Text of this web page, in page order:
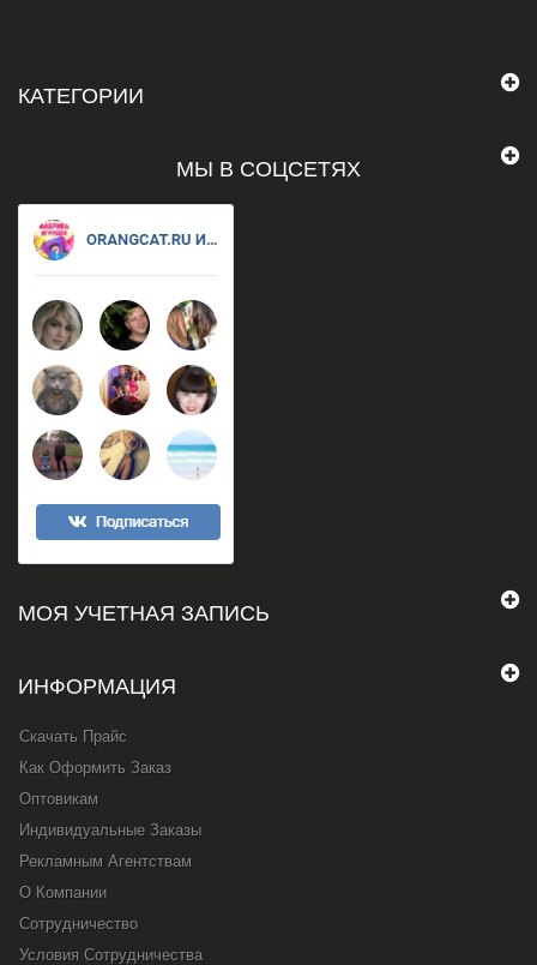
КАТЕГОРИИ
МЫ В СОЦСЕТЯХ
МОЯ УЧЕТНАЯ ЗАПИСЬ
ИНФОРМАЦИЯ
Скачать Прайс
Как Оформить Заказ
Оптовикам
Индивидуальные Заказы
Рекламным Агентствам
О Компании
Сотрудничество
Условия Сотрудничества